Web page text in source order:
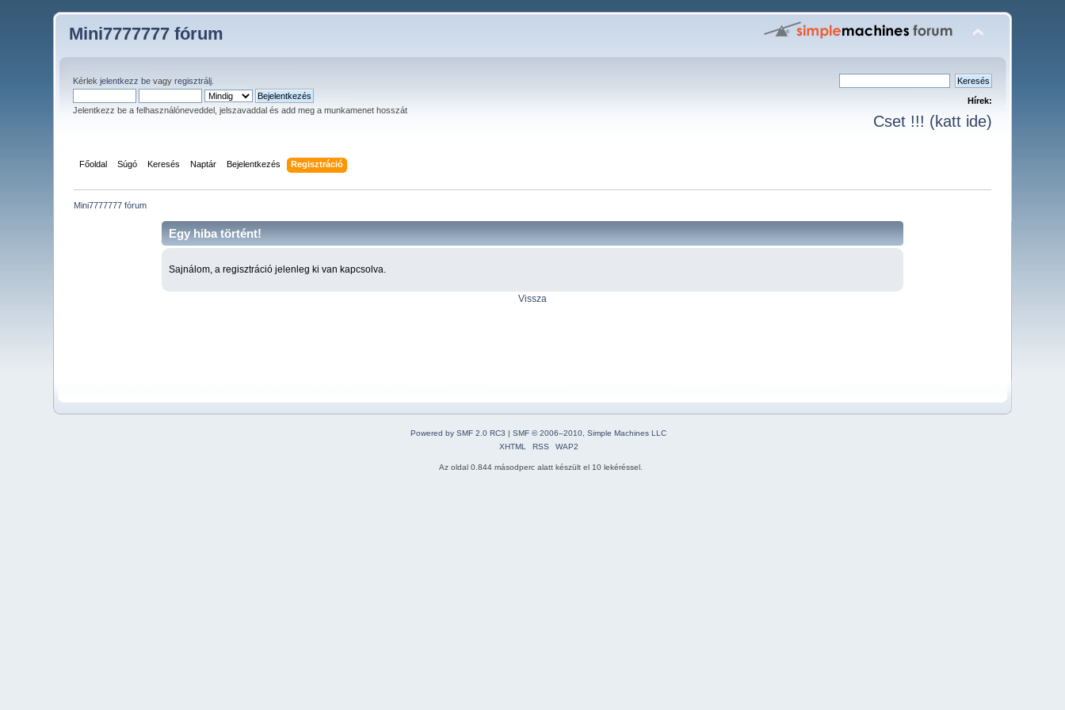
Mini7777777 fórum
Kérlekjelentkezz be vagyregisztrálj
Jelentkezz be a felhasználóneveddel, jelszavaddal és add meg a munkamenet hosszát
Hírek:
Cset !!! (katt ide)
Főoldal Súgó Keresés Naptár Bejelentkezés Regisztráció
Mini7777777 fórum
Egy hiba történt!
Sajnálom, a regisztráció jelenleg ki van kapcsolva.
Vissza
Powered by SMF 2.0 RC3 | SMF © 2006–2010, Simple Machines LLC
XHTML
RSS WAP2
Az oldal 0.844 másodperc alatt készült el 10 lekéréssel.